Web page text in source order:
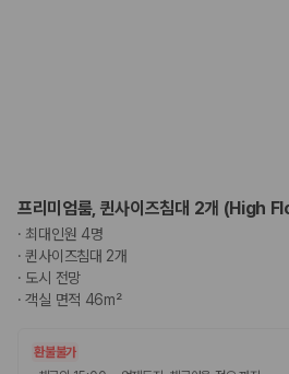
프리미엄룸, 퀸사이즈침대 2개 (High
· 최대인원 4명
·퀸사이즈침대 2개
· 도시 전망
·객실 면적 46m²
환불불가